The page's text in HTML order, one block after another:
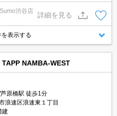
は宅配ボックス・ゴミ出し24時間O
シューズボックス・クロゼットな
渋谷店
詳細を見る
表示する
TAPP NAMBA-WEST
原橋駅 徒歩1分
浪速区浪速東１丁目
建